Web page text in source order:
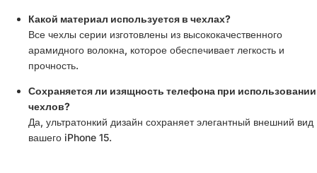
Какой материал используется в чехлах?
Все чехлы серии изготовлены из высококачественного
арамидного волокна, которое обеспечивает легкость и
прочность.
Сохраняется ли изящность телефона при использовании
чехлов?
Да, ультратонкий дизайн сохраняет элегантный внешний вид
вашего iPhone 15.